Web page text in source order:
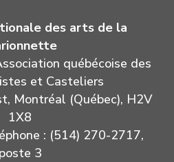
des arts de la
québécoise des
et Casteliers
Montréal (Québec), H2V
1X8
: (514) 270-2717,
poste 3